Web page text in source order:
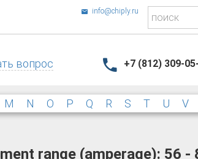
info@chiply.ru
вопрос +7 (812) 309-
M N O P Q R S T U
range (amperage): 56 -